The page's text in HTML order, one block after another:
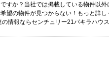
すか？当社では掲載している物件以
望の物件が見つからない！もっと詳
情報ならセンチュリー21パキラハウ